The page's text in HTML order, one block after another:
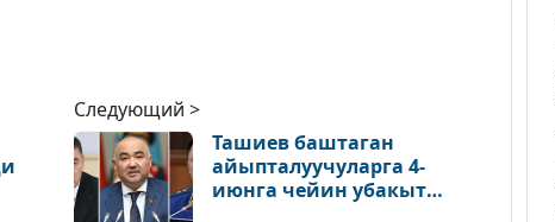
Следующий >
Ташиев баштаган
айыпталуучуларга 4-
июнга чейин убакыт